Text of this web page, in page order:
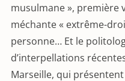
musulmane », première
méchante « extrême-
personne… Et le
d’interpellations
Marseille, qui présentent